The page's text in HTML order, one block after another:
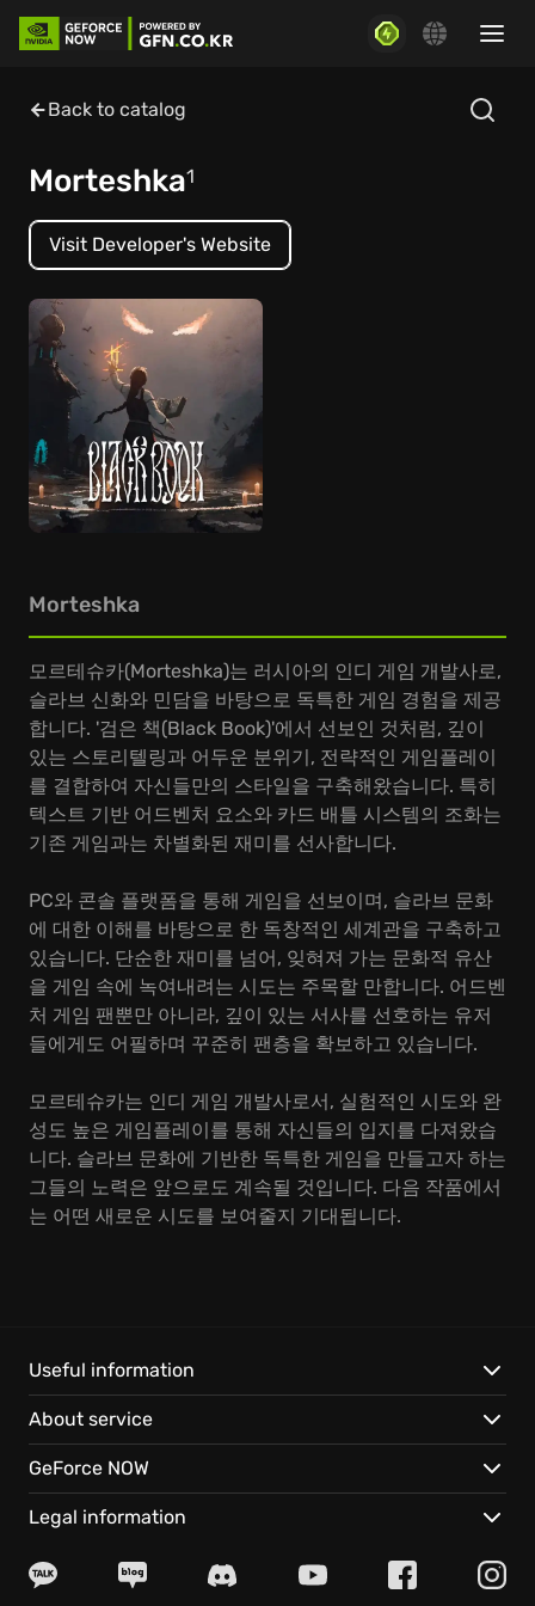
Back to catalog
Morteshka1
Visit Developer's Website
Morteshka
모르테슈카(Morteshka)는 러시아의 인디 게임 개발사로,
슬라브 신화와 민담을 바탕으로 독특한 게임 경험을 제공
합니다. '검은 책(Black Book)'에서 선보인 것처럼, 깊이
있는 스토리텔링과 어두운 분위기, 전략적인 게임플레이
를 결합하여 자신들만의 스타일을 구축해왔습니다. 특히
텍스트 기반 어드벤처 요소와 카드 배틀 시스템의 조화는
기존 게임과는 차별화된 재미를 선사합니다.
PC와 콘솔 플랫폼을 통해 게임을 선보이며, 슬라브 문화
에 대한 이해를 바탕으로 한 독창적인 세계관을 구축하고
있습니다. 단순한 재미를 넘어, 잊혀져 가는 문화적 유산
을 게임 속에 녹여내려는 시도는 주목할 만합니다. 어드벤
처 게임 팬뿐만 아니라, 깊이 있는 서사를 선호하는 유저
들에게도 어필하며 꾸준히 팬층을 확보하고 있습니다.
모르테슈카는 인디 게임 개발사로서, 실험적인 시도와 완
성도 높은 게임플레이를 통해 자신들의 입지를 다져왔습
니다. 슬라브 문화에 기반한 독특한 게임을 만들고자 하는
그들의 노력은 앞으로도 계속될 것입니다. 다음 작품에서
는 어떤 새로운 시도를 보여줄지 기대됩니다.
Useful information
About service
GeForce NOW
Legal information